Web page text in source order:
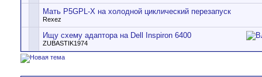
Мать P5GPL-X на холодной циклический перезапуск
Rexez
Ищу схему адаптора на Dell Inspiron 6400
ZUBASTIK1974